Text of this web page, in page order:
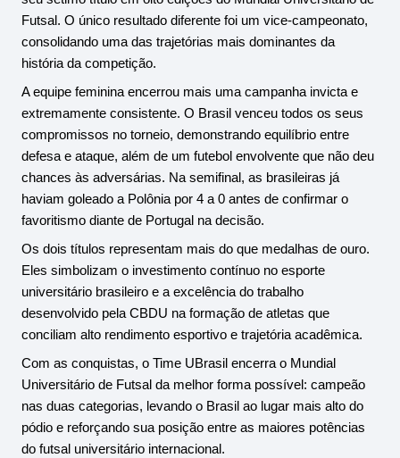
Futsal. O único resultado diferente foi um vice-campeonato,
consolidando uma das trajetórias mais dominantes da
história da competição.
A equipe feminina encerrou mais uma campanha invicta e
extremamente consistente. O Brasil venceu todos os seus
compromissos no torneio, demonstrando equilíbrio entre
defesa e ataque, além de um futebol envolvente que não deu
chances às adversárias. Na semifinal, as brasileiras já
haviam goleado a Polônia por 4 a 0 antes de confirmar o
favoritismo diante de Portugal na decisão.
Os dois títulos representam mais do que medalhas de ouro.
Eles simbolizam o investimento contínuo no esporte
universitário brasileiro e a excelência do trabalho
desenvolvido pela CBDU na formação de atletas que
conciliam alto rendimento esportivo e trajetória acadêmica.
Com as conquistas, o Time UBrasil encerra o Mundial
Universitário de Futsal da melhor forma possível: campeão
nas duas categorias, levando o Brasil ao lugar mais alto do
pódio e reforçando sua posição entre as maiores potências
do futsal universitário internacional.